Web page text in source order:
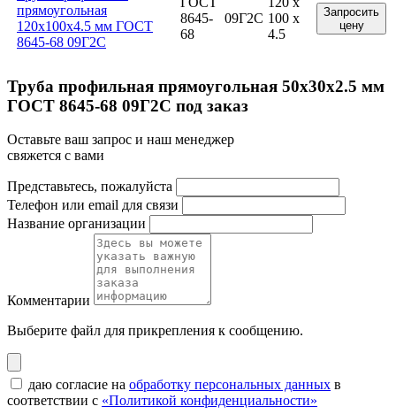
прямоугольная
120x100x4.5 мм ГОСТ
8645-68 09Г2С
8645-
68
09Г2С 100 x
4.5
Запросить
цену
Труба профильная прямоугольная 50x30x2.5 мм
ГОСТ 8645-68 09Г2С под заказ
Оставьте ваш запрос и наш менеджер
свяжется с вами
Представьтесь, пожалуйста
Телефон или email для связи
Название организации
Комментарии
Выберите файл для прикрепления к сообщению.
даю согласие на обработку персональных данных в
соответствии с «Политикой конфиденциальности»